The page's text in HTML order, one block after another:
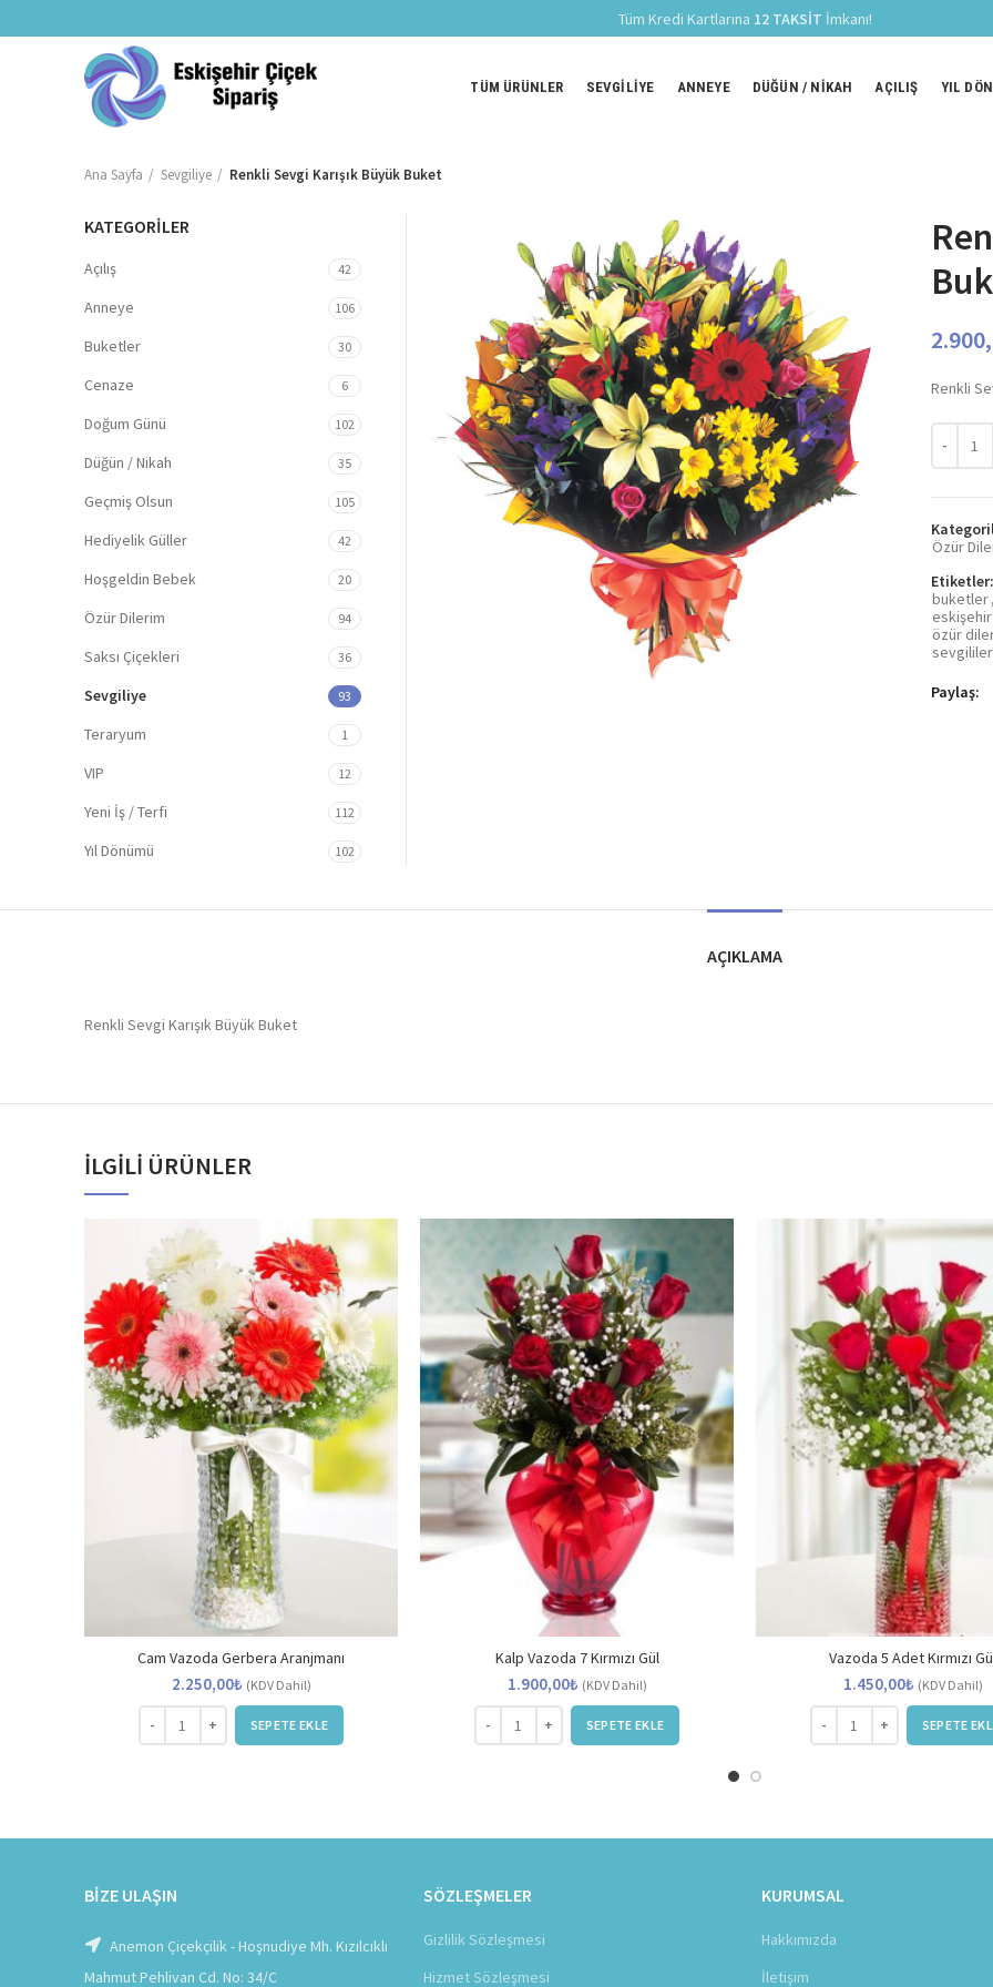
TÜM ÜRÜNLER SEVGILIYE ANNEYE DÜĞÜN / NIKAH AÇILIŞ YIL
Ana Sayfa Sevgiliye Renkli Sevgi Karışık Büyük Buket
Renkli
Özür
buketler
özür
Paylaş
KATEGORİLER
Açılış 42
Anneye 106
Buketler 30
Cenaze 6
Doğum Günü 102
Düğün / Nikah 35
Geçmiş Olsun 105
Hediyelik Güller 42
Hoşgeldin Bebek 20
Özür Dilerim 94
Saksı Çiçekleri 36
Sevgiliye 93
Teraryum 1
VIP 12
Yeni İş / Terfi 112
Yıl Dönümü 102
AÇIKLAMA
Renkli Sevgi Karışık Büyük Buket
İLGILI ÜRÜNLER
Cam Vazoda Gerbera Aranjmanı
2.250,00₺ (KDV Dahil)
Cam Vazoda Gerbera Aranjmanı adet
SEPETE EKLE
Kalp Vazoda 7 Kırmızı Gül
1.900,00₺ (KDV Dahil)
Kalp Vazoda 7 Kırmızı Gül adet
SEPETE EKLE
Vazoda 5 Adet Kırmızı
1.450,00₺ (KDV Dahil)
Vazoda 5 Adet Kırmızı Gül
SEPETE
BIZE ULAŞIN
Anemon Çiçekçilik - Hoşnudiye Mh. Kızılcıklı
Mahmut Pehlivan Cd. No: 34/C
SÖZLEŞMELER
Gizlilik Sözleşmesi
Hizmet Sözleşmesi
KURUMSAL
Hakkımızda
İletişim
Tüm Kredi Kartlarına 12 TAKSİT İmkanı!